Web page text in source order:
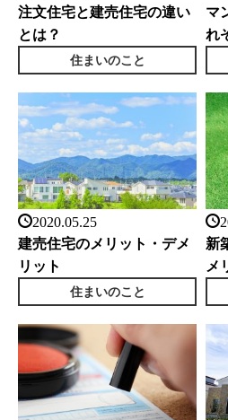
注文住宅と建売住宅の違い
とは？
住まいのこと
マ
れ
2020.05.25
建売住宅のメリット・デメ
リット
住まいのこと
新
メ